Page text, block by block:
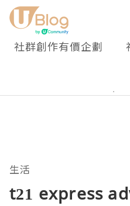
社群創作有價企劃
生活
t21 express